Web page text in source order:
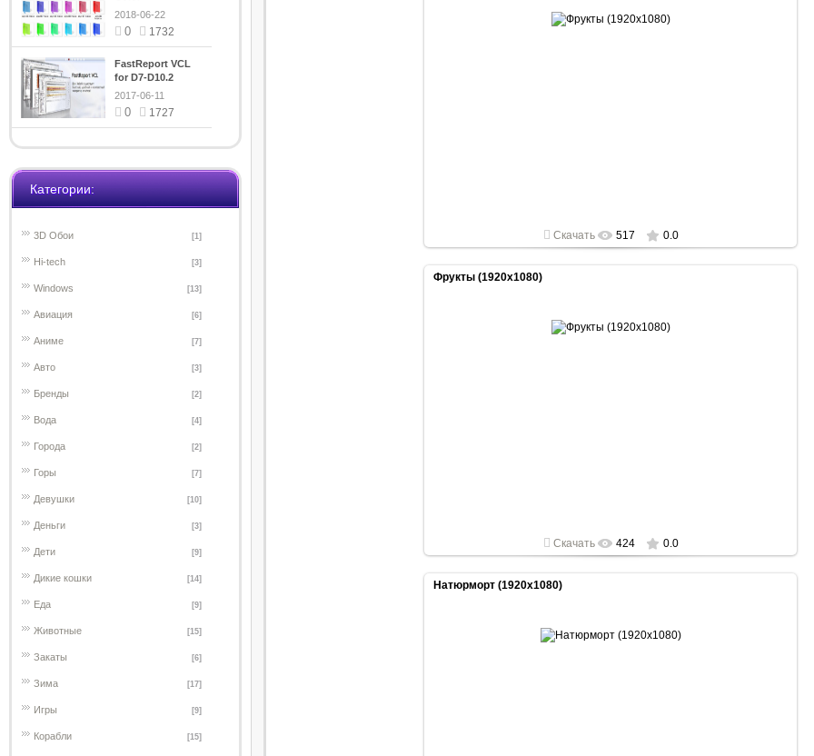
2018-06-22
0 1732
FastReport VCL
for D7-D10.2
5.5.12
2017-06-11
0 1727
Категории:
3D Обои [1]
Hi-tech [3]
Windows [13]
Авиация [6]
Аниме [7]
Авто [3]
Бренды [2]
Вода [4]
Города [2]
Горы [7]
Девушки [10]
Деньги [3]
Дети [9]
Дикие кошки [14]
Еда [9]
Животные [15]
Закаты [6]
Зима [17]
Игры [9]
Корабли [15]
Скачать 517 0.0
Фрукты (1920x1080)
Скачать 424 0.0
Натюрморт (1920x1080)